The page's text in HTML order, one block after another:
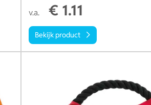
v.a. € 1.11
Bekijk product